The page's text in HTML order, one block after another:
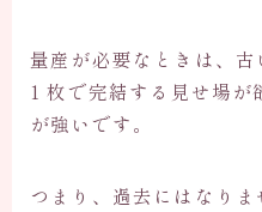
量産が必要なときは、古
1 枚で完結する見せ場
が強いです。
つまり、過去にはなりま